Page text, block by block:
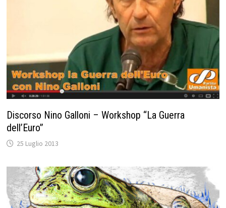
Discorso Nino Galloni – Workshop “La Guerra
dell’Euro”
25 Luglio 2013